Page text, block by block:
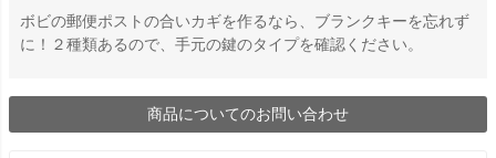
ボビの郵便ポストの合いカギを作るなら、ブランクキーを忘れず
に！２種類あるので、手元の鍵のタイプを確認ください。
商品についてのお問い合わせ